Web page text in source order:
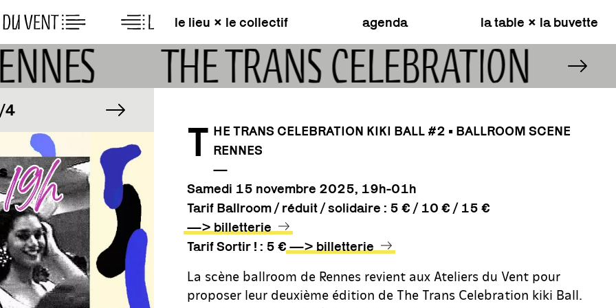
le lieu × le collectif agenda la table × la buvette
THE TRANS CELEBRATION
T HE TRANS CELEBRATION KIKI BALL #2 • BALLROOM SCENE
RENNES
—
Samedi 15 novembre 2025, 19h-01h
Tarif Ballroom / réduit / solidaire : 5 € / 10 € / 15 €
—> billetterie
Tarif Sortir ! : 5 € —> billetterie
La scène ballroom de Rennes revient aux Ateliers du Vent pour
proposer leur deuxième édition de The Trans Celebration kiki Ball.
IMAGE
1/4
IMAGE
1/4